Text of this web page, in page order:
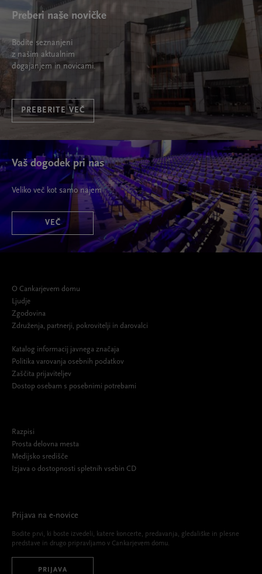
Preberi naše novičke
Bodite seznanjeni
z našim aktualnim
dogajanjem in novicami.
PREBERITE VEČ
Vaš dogodek pri nas
Veliko več kot samo najem
VEČ
O Cankarjevem domu
Ljudje
Zgodovina
Združenja, partnerji, pokrovitelji in darovalci
Katalog informacij javnega značaja
Politika varovanja osebnih podatkov
Zaščita prijaviteljev
Dostop osebam s posebnimi potrebami
Razpisi
Prosta delovna mesta
Medijsko središče
Izjava o dostopnosti spletnih vsebin CD
Prijava na e-novice
Bodite prvi, ki boste izvedeli, katere koncerte, predavanja, gledališke in plesne
predstave in drugo pripravljamo v Cankarjevem domu.
PRIJAVA